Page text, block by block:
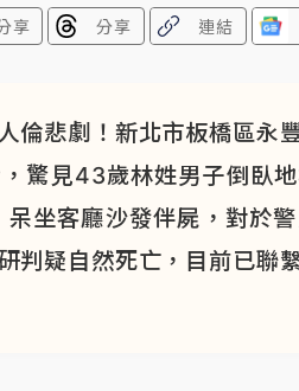
享 分享 連結
倫悲劇！新北市板橋區永
驚見43歲林姓男子倒臥
坐客廳沙發伴屍，對於
判疑自然死亡，目前已聯